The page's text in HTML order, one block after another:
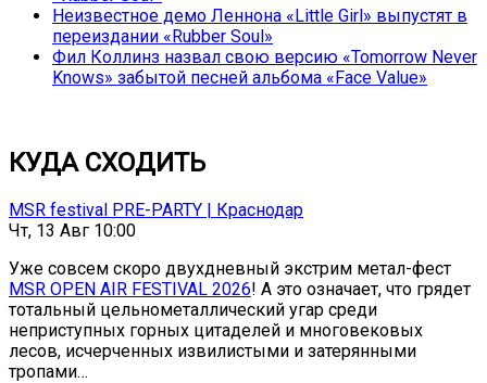
Неизвестное демо Леннона «Little Girl» выпустят в
переиздании «Rubber Soul»
Фил Коллинз назвал свою версию «Tomorrow Never
Knows» забытой песней альбома «Face Value»
КУДА СХОДИТЬ
MSR festival PRE-PARTY | Краснодар
Чт, 13 Авг 10:00
Уже совсем скоро двухдневный экстрим метал-фест
MSR OPEN AIR FESTIVAL 2026! А это означает, что грядет
тотальный цельнометаллический угар среди
неприступных горных цитаделей и многовековых
лесов, исчерченных извилистыми и затерянными
тропами…